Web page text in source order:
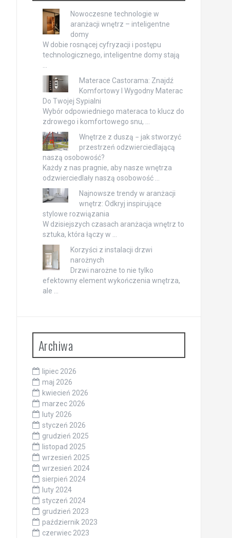
Nowoczesne technologie w
aranżacji wnętrz – inteligentne
domy
W dobie rosnącej cyfryzacji i postępu
technologicznego, inteligentne domy stają
Materace Castorama: Znajdź
Komfortowy I Wygodny Materac
Do Twojej Sypialni
Wybór odpowiedniego materaca to klucz do
zdrowego i komfortowego snu, …
Wnętrze z duszą − jak stworzyć
przestrzeń odzwierciedlającą
naszą osobowość?
Każdy z nas pragnie, aby nasze wnętrza
odzwierciedlały naszą osobowość …
Najnowsze trendy w aranżacji
wnętrz: Odkryj inspirujące
stylowe rozwiązania
W dzisiejszych czasach aranżacja wnętrz to
sztuka, która łączy w …
Korzyści z instalacji drzwi
narożnych
Drzwi narożne to nie tylko
efektowny element wykończenia wnętrza,
ale …
Archiwa
lipiec 2026
maj 2026
kwiecień 2026
marzec 2026
luty 2026
styczeń 2026
grudzień 2025
listopad 2025
wrzesień 2025
wrzesień 2024
sierpień 2024
luty 2024
styczeń 2024
grudzień 2023
październik 2023
czerwiec 2023